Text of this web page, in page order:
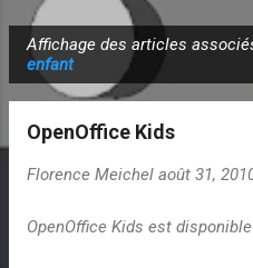
r
Affichage des articles
enfant
OpenOffice Kids
Florence Meichel août 31,
OpenOffice Kids est